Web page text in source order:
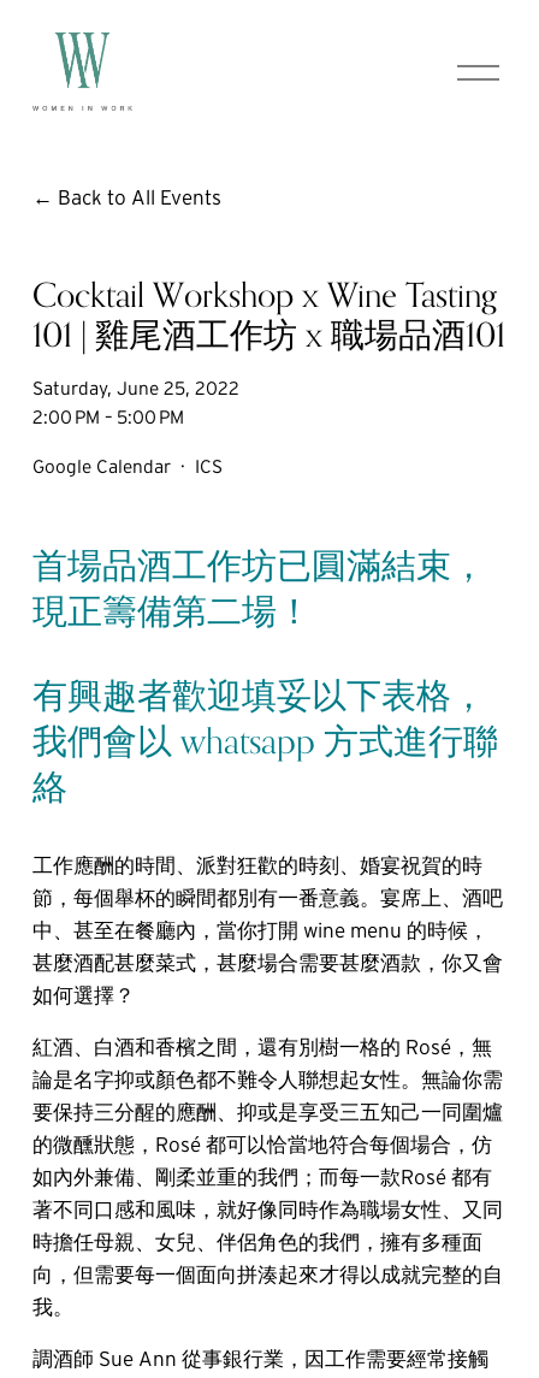
O
p
Back to All Events
Cocktail Workshop x Wine Tasting
101 | 雞尾酒工作坊 x 職場品酒101
Saturday, June 25, 2022
2:00 PM
5:00 PM
Google Calendar ICS
首場品酒工作坊已圓滿結束，
現正籌備第二場！
有興趣者歡迎填妥以下表格，
我們會以 whatsapp 方式進行聯
絡
工作應酬的時間、派對狂歡的時刻、婚宴祝賀的時
節，每個舉杯的瞬間都別有一番意義。宴席上、酒吧
中、甚至在餐廳內，當你打開 wine menu 的時候，
甚麼酒配甚麼菜式，甚麼場合需要甚麼酒款，你又會
如何選擇？
紅酒、白酒和香檳之間，還有別樹一格的 Rosé，無
論是名字抑或顏色都不難令人聯想起女性。無論你需
要保持三分醒的應酬、抑或是享受三五知己一同圍爐
的微醺狀態，Rosé 都可以恰當地符合每個場合，仿
如內外兼備、剛柔並重的我們；而每一款Rosé 都有
著不同口感和風味，就好像同時作為職場女性、又同
時擔任母親、女兒、伴侶角色的我們，擁有多種面
向，但需要每一個面向拼湊起來才得以成就完整的自
我。
調酒師 Sue Ann 從事銀行業，因工作需要經常接觸